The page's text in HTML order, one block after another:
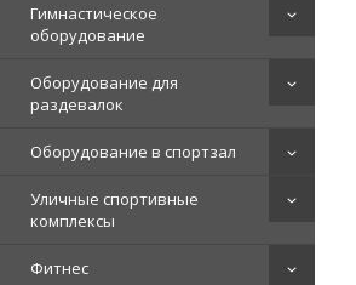
Гимнастическое
оборудование
Оборудование для
раздевалок
Оборудование в спортзал
Уличные спортивные
комплексы
Фитнес